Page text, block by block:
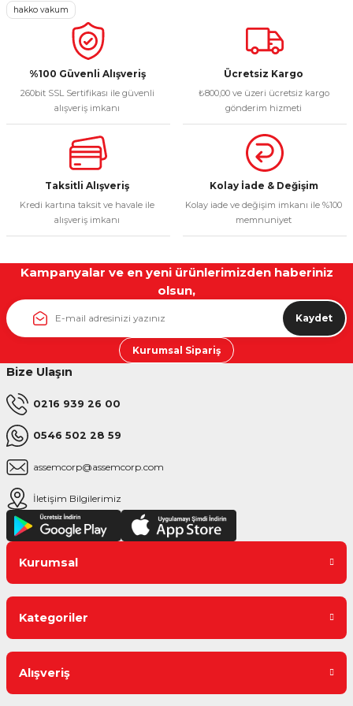
Ürün açıklamasında eksik bilgiler bulunuyor.
Ürün bilgilerinde hatalar bulunuyor.
Ürün fiyatı diğer sitelerden daha pahalı.
Bu ürüne benzer farklı alternatifler olmalı.
hakko vakum
%100 Güvenli Alışveriş
260bit SSL Sertifikası ile güvenli
alışveriş imkanı
Ücretsiz Kargo
₺800,00 ve üzeri ücretsiz kargo
gönderim hizmeti
Taksitli Alışveriş
Kredi kartına taksit ve havale ile
alışveriş imkanı
Kolay İade & Değişim
Kolay iade ve değişim imkanı ile %100
memnuniyet
Kampanyalar ve en yeni ürünlerimizden haberiniz
olsun,
Kaydet
Kurumsal Sipariş
Bize Ulaşın
0216 939 26 00
0546 502 28 59
assemcorp@assemcorp.com
İletişim Bilgilerimiz
Kurumsal
Kategoriler
Alışveriş